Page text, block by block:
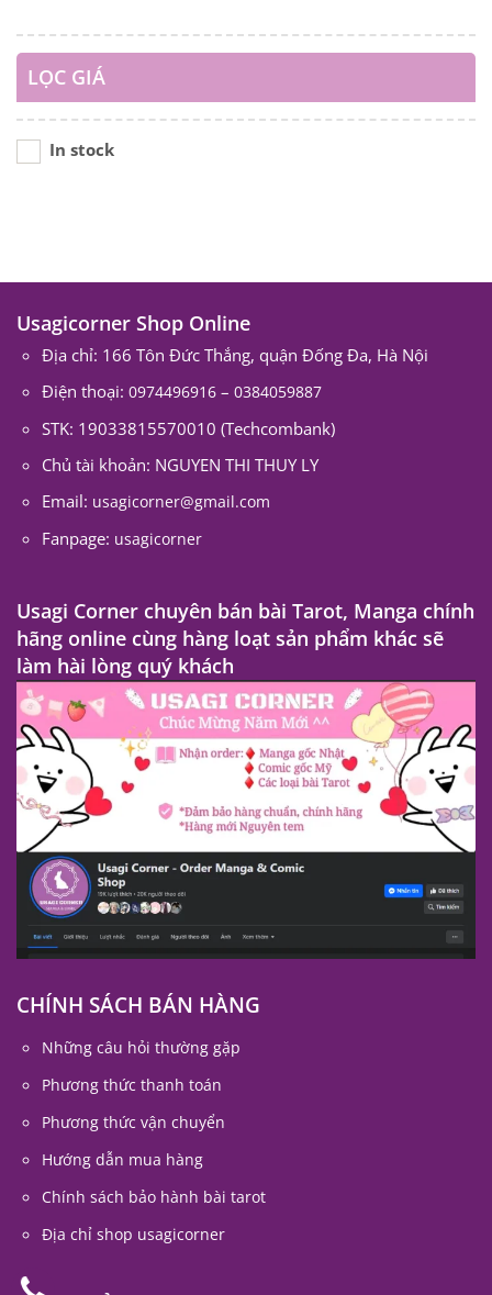
LỌC GIÁ
In stock
Usagicorner Shop Online
Địa chỉ: 166 Tôn Đức Thắng, quận Đống Đa, Hà Nội
Điện thoại: 0974496916 – 0384059887
STK: 19033815570010 (Techcombank)
Chủ tài khoản: NGUYEN THI THUY LY
Email: usagicorner@gmail.com
Fanpage: usagicorner
Usagi Corner chuyên bán bài Tarot, Manga chính
hãng online cùng hàng loạt sản phẩm khác sẽ
làm hài lòng quý khách
CHÍNH SÁCH BÁN HÀNG
Những câu hỏi thường gặp
Phương thức thanh toán
Phương thức vận chuyển
Hướng dẫn mua hàng
Chính sách bảo hành bài tarot
Địa chỉ shop usagicorner